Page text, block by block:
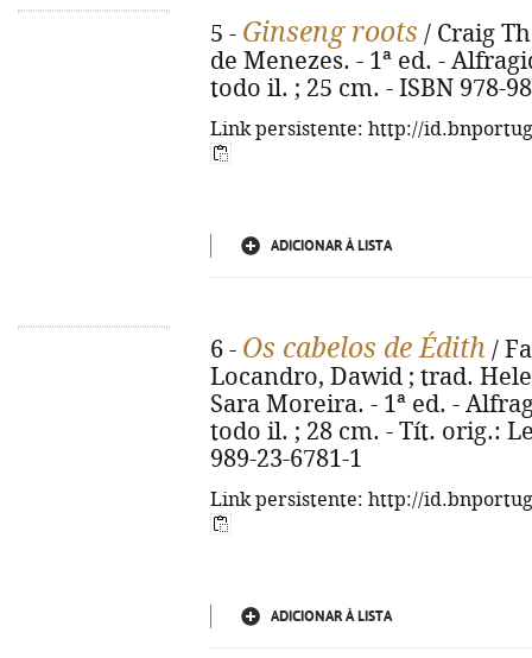
5 - Ginseng roots / Craig
de Menezes. - 1ª ed. -
todo il. ; 25 cm. - ISBN 978-
Link persistente: http://
ADICIONAR À LISTA
6 - Os cabelos de Édith /
Locandro, Dawid ; trad.
Sara Moreira. - 1ª ed. -
todo il. ; 28 cm. - Tít. orig.:
989-23-6781-1
Link persistente: http://
ADICIONAR À LISTA